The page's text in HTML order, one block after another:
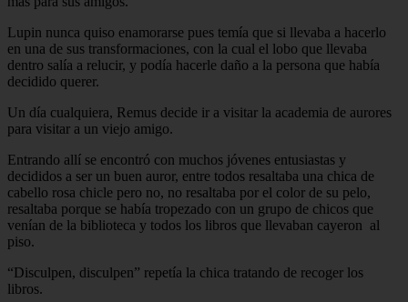
Lupin nunca quiso enamorarse pues temía que si llevaba a hacerlo
en una de sus transformaciones, con la cual el lobo que llevaba
dentro salía a relucir, y podía hacerle daño a la persona que había
decidido querer.
Un día cualquiera, Remus decide ir a visitar la academia de aurores
para visitar a un viejo amigo.
Entrando allí se encontró con muchos jóvenes entusiastas y
decididos a ser un buen auror, entre todos resaltaba una chica de
cabello rosa chicle pero no, no resaltaba por el color de su pelo,
resaltaba porque se había tropezado con un grupo de chicos que
venían de la biblioteca y todos los libros que llevaban cayeron al
piso.
“Disculpen, disculpen” repetía la chica tratando de recoger los
libros.